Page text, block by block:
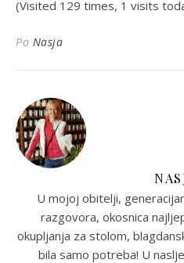
(Visited 129 times, 1 visits
Po Nasja
U mojoj obitelji,
razgovora, okosnica
okupljanja za stolom,
bila samo potreba! U